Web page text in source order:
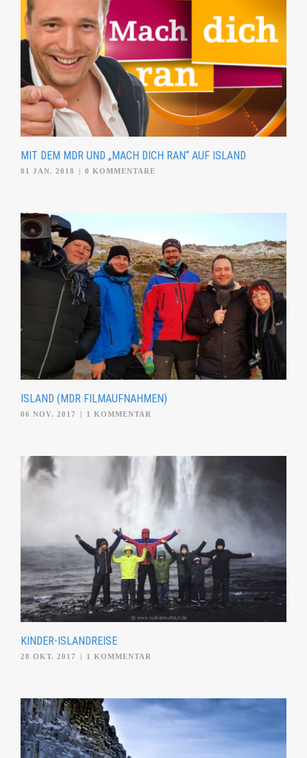
MIT DEM MDR UND „MACH DICH RAN“ AUF ISLAND
01 JAN. 2018 0 KOMMENTARE
ISLAND (MDR FILMAUFNAHMEN)
06 NOV. 2017 | 1 KOMMENTAR
KINDER-ISLANDREISE
28 OKT. 2017 1 KOMMENTAR